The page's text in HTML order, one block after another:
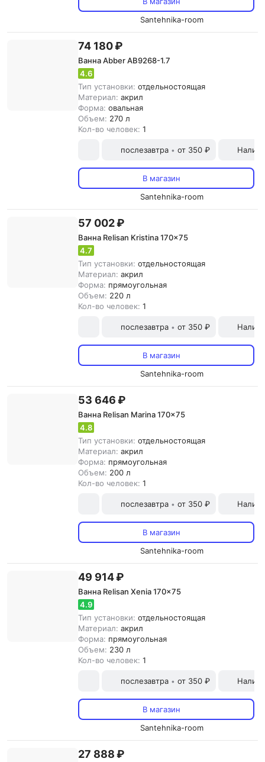
Santehnika-room
74 180 ₽
Ванна Abber AB9268-1.7
4.6
Тип установки: отдельностоящая
Материал: акрил
Форма: овальная
Объем: 270 л
Кол-во человек: 1
послезавтра • от 350 ₽
В магазин
Santehnika-room
57 002 ₽
Ванна Relisan Kristina 170x75
4.7
Тип установки: отдельностоящая
Материал: акрил
Форма: прямоугольная
Объем: 220 л
Кол-во человек: 1
послезавтра • от 350 ₽
В магазин
Santehnika-room
53 646 ₽
Ванна Relisan Marina 170x75
4.8
Тип установки: отдельностоящая
Материал: акрил
Форма: прямоугольная
Объем: 200 л
Кол-во человек: 1
послезавтра • от 350 ₽
В магазин
Santehnika-room
49 914 ₽
Ванна Relisan Xenia 170x75
4.9
Тип установки: отдельностоящая
Материал: акрил
Форма: прямоугольная
Объем: 230 л
Кол-во человек: 1
послезавтра • от 350 ₽
В магазин
Santehnika-room
27 888 ₽